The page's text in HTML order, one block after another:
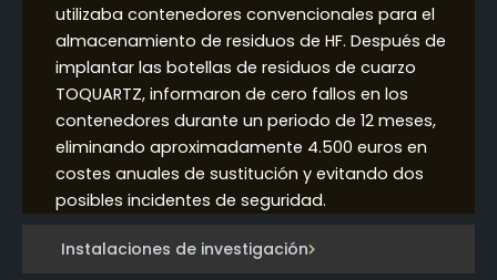
Instalaciones de investigación
utilizaba contenedores convencionales para el
almacenamiento de residuos de HF. Después de
implantar las botellas de residuos de cuarzo
TOQUARTZ, informaron de cero fallos en los
contenedores durante un periodo de 12 meses,
eliminando aproximadamente 4.500 euros en
costes anuales de sustitución y evitando dos
posibles incidentes de seguridad.